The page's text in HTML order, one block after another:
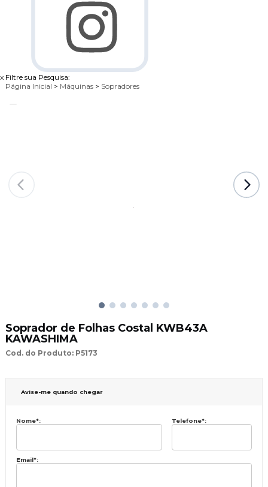
x Filtre sua Pesquisa:
Página Inicial > Máquinas > Sopradores
Soprador de Folhas Costal KWB43A
KAWASHIMA
Cod. do Produto: P5173
Avise-me quando chegar
Nome*: Telefone*:
Email*: